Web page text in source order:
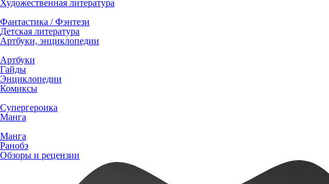
Художественная литература
Фантастика / Фэнтези
Детская литература
Артбуки, энциклопедии
Артбуки
Гайды
Энциклопедии
Комиксы
Супергероика
Манга
Манга
Ранобэ
Обзоры и рецензии